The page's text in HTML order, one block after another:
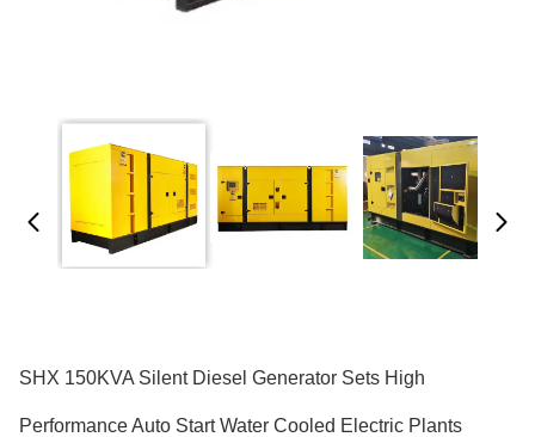
SHX 150KVA Silent Diesel Generator Sets High
Performance Auto Start Water Cooled Electric Plants